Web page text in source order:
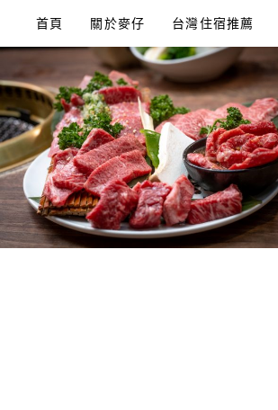
content
首頁 關於麥仔 台灣住宿推薦